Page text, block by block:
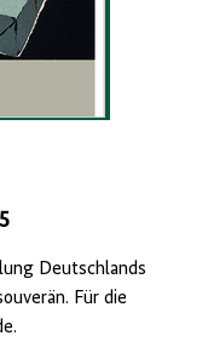
Deutschlands
Für die